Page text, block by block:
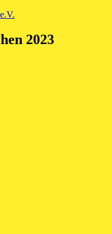
2023